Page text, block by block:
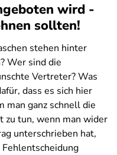
wird -
sollten!
stehen hinter
Wer sind die
Vertreter? Was
dass es sich hier
man ganz schnell die
zu tun, wenn man wider
unterschrieben hat,